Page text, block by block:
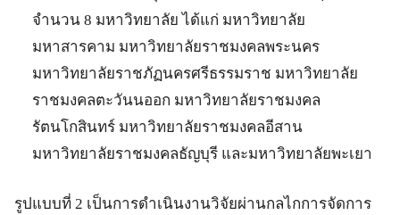
จำนวน 8 มหาวิทยาลัย ได้แก่ มหาวิทยาลัย
มหาสารคาม มหาวิทยาลัยราชมงคลพระนคร
มหาวิทยาลัยราชภัฏนครศรีธรรมราช มหาวิทยาลัย
ราชมงคลตะวันนออก มหาวิทยาลัยราชมงคล
รัตนโกสินทร์ มหาวิทยาลัยราชมงคลอีสาน
มหาวิทยาลัยราชมงคลธัญบุรี และมหาวิทยาลัยพะเยา
รูปแบบที่ 2 เป็นการดำเนินงานวิจัยผ่านกลไกการจัดการ